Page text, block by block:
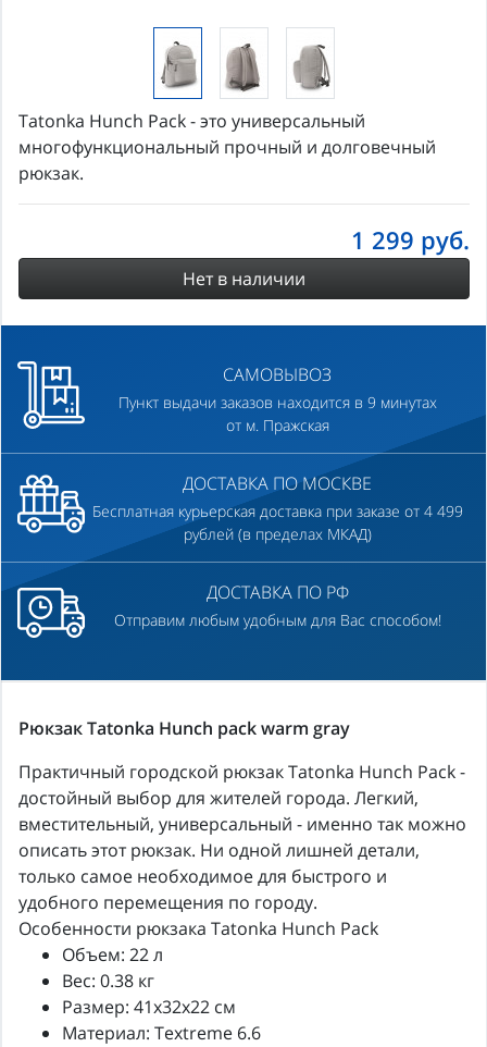
Tatonka Hunch Pack - это универсальный
многофункциональный прочный и долговечный
рюкзак.
1 299 руб.
Нет в наличии
САМОВЫВОЗ
Пункт выдачи заказов находится в 9 минутах
от м. Пражская
ДОСТАВКА ПО МОСКВЕ
Бесплатная курьерская доставка при заказе от 4 499
рублей (в пределах МКАД)
ДОСТАВКА ПО РФ
Отправим любым удобным для Вас способом!
Рюкзак Tatonka Hunch pack warm gray
Практичный городской рюкзак Tatonka Hunch Pack -
достойный выбор для жителей города. Легкий,
вместительный, универсальный - именно так можно
описать этот рюкзак. Ни одной лишней детали,
только самое необходимое для быстрого и
удобного перемещения по городу.
Особенности рюкзака Tatonka Hunch Pack
Объем: 22 л
Вес: 0.38 кг
Размер: 41x32x22 см
Материал: Textreme 6.6